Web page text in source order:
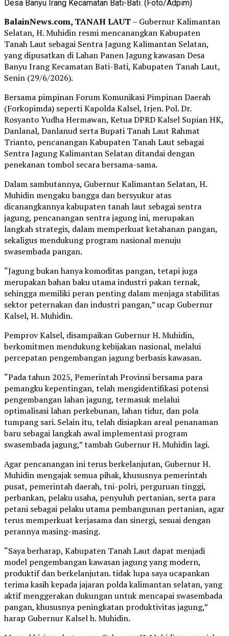
Desa Banyu Irang Kecamatan Bati-Bati. (Foto/Adpim)
BalainNews.com, TANAH LAUT– Gubernur Kalimantan
Selatan, H. Muhidin resmi mencanangkan Kabupaten
Tanah Laut sebagai Sentra Jagung Kalimantan Selatan,
yang dipusatkan di Lahan Panen Jagung kawasan Desa
Banyu Irang Kecamatan Bati-Bati, Kabupaten Tanah Laut,
Senin (29/6/2026).
Bersama pimpinan Forum Komunikasi Pimpinan Daerah
(Forkopimda) seperti Kapolda Kalsel, Irjen. Pol. Dr.
Rosyanto Yudha Hermawan, Ketua DPRD Kalsel Supian HK,
Danlanal, Danlanud serta Bupati Tanah Laut Rahmat
Trianto, pencanangan Kabupaten Tanah Laut sebagai
Sentra Jagung Kalimantan Selatan ditandai dengan
penekanan tombol secara bersama-sama.
Dalam sambutannya, Gubernur Kalimantan Selatan, H.
Muhidin mengaku bangga dan bersyukur atas
dicanangkannya kabupaten tanah laut sebagai sentra
jagung, pencanangan sentra jagung ini, merupakan
langkah strategis, dalam memperkuat ketahanan pangan,
sekaligus mendukung program nasional menuju
swasembada pangan.
“Jagung bukan hanya komoditas pangan, tetapi juga
merupakan bahan baku utama industri pakan ternak,
sehingga memiliki peran penting dalam menjaga stabilitas
sektor peternakan dan industri pangan,” ucap Gubernur
Kalsel, H. Muhidin.
Pemprov Kalsel, disampaikan Gubernur H. Muhidin,
berkomitmen mendukung kebijakan nasional, melalui
percepatan pengembangan jagung berbasis kawasan.
“Pada tahun 2025, Pemerintah Provinsi bersama para
pemangku kepentingan, telah mengidentifikasi potensi
pengembangan lahan jagung, termasuk melalui
optimalisasi lahan perkebunan, lahan tidur, dan pola
tumpang sari. Selain itu, telah disiapkan areal penanaman
baru sebagai langkah awal implementasi program
swasembada jagung,” tambah Gubernur H. Muhidin lagi.
Agar pencanangan ini terus berkelanjutan, Gubernur H.
Muhidin mengajak semua pihak, khususnya pemerintah
pusat, pemerintah daerah, tni-polri, perguruan tinggi,
perbankan, pelaku usaha, penyuluh pertanian, serta para
petani sebagai pelaku utama pembangunan pertanian, agar
terus memperkuat kerjasama dan sinergi, sesuai dengan
perannya masing-masing.
“Saya berharap, Kabupaten Tanah Laut dapat menjadi
model pengembangan kawasan jagung yang modern,
produktif dan berkelanjutan. tidak lupa saya ucapankan
terima kasih kepada jajaran polda kalimantan selatan, yang
aktif menggerakan dukungan untuk mencapai swasembada
pangan, khususnya peningkatan produktivitas jagung,”
harap Gubernur Kalsel h. Muhidin.